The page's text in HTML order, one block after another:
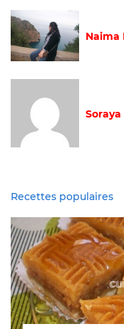
Naima
Recettes populaires